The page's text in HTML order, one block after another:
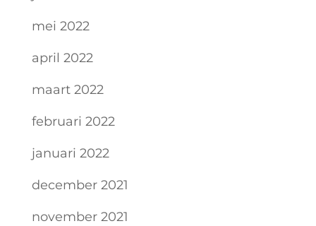
mei 2022
april 2022
maart 2022
februari 2022
januari 2022
december 2021
november 2021